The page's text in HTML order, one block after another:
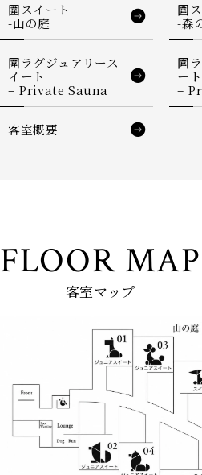
圍スイート
-山の庭
圍
-森
圍ラグジュアリース
イート
– Private Sauna
圍
ート
–
客室概要
FLOOR MAP
客室マップ